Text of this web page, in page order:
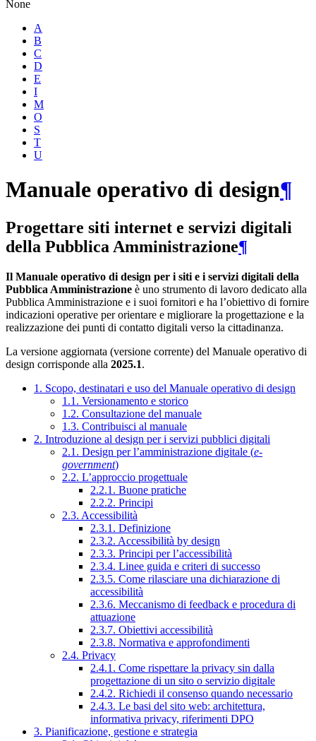
None
A
B
C
D
E
I
M
O
S
T
U
Manuale operativo di design¶
Progettare siti internet e servizi digitali
della Pubblica Amministrazione¶
Il Manuale operativo di design per i siti e i servizi digitali della
Pubblica Amministrazione è uno strumento di lavoro dedicato alla
Pubblica Amministrazione e i suoi fornitori e ha l’obiettivo di fornire
indicazioni operative per orientare e migliorare la progettazione e la
realizzazione dei punti di contatto digitali verso la cittadinanza.
La versione aggiornata (versione corrente) del Manuale operativo di
design corrisponde alla 2025.1.
1. Scopo, destinatari e uso del Manuale operativo di design
1.1. Versionamento e storico
1.2. Consultazione del manuale
1.3. Contribuisci al manuale
2. Introduzione al design per i servizi pubblici digitali
2.1. Design per l’amministrazione digitale (e-
government)
2.2. L’approccio progettuale
2.2.1. Buone pratiche
2.2.2. Principi
2.3. Accessibilità
2.3.1. Definizione
2.3.2. Accessibilità by design
2.3.3. Principi per l’accessibilità
2.3.4. Linee guida e criteri di successo
2.3.5. Come rilasciare una dichiarazione di
accessibilità
2.3.6. Meccanismo di feedback e procedura di
attuazione
2.3.7. Obiettivi accessibilità
2.3.8. Normativa e approfondimenti
2.4. Privacy
2.4.1. Come rispettare la privacy sin dalla
progettazione di un sito o servizio digitale
2.4.2. Richiedi il consenso quando necessario
2.4.3. Le basi del sito web: architettura,
informativa privacy, riferimenti DPO
3. Pianificazione, gestione e strategia